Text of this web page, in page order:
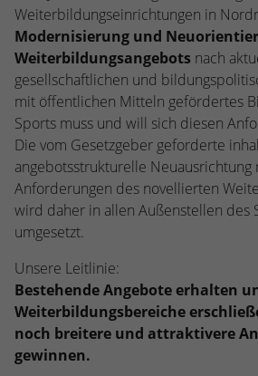
Weiterbildungseinrichtungen in
Modernisierung und
Weiterbildungsangebots nach
gesellschaftlichen und
mit öffentlichen Mitteln gefördertes
Sports muss und will sich diesen
Die vom Gesetzgeber geforderte
angebotsstrukturelle Neuausrichtung
Anforderungen des novellierten
wird daher in allen Außenstellen des
umgesetzt.
Unsere Leitlinie:
Bestehende Angebote erhalten
Weiterbildungsbereiche
noch breitere und attraktivere
gewinnen.
Einstellungen.
Name SBW_user
Anbieter TYPO3
Laufzeit Sitzungsende
Zweck
Dieses Cookie ist ein
Cookie von TYPO3. Es
Zugang zu geschützten
Name _ga
Anbieter Google Analytics
Laufzeit 2 Jahre
Zweck
Dieses Cookie wird von
installiert. Das Cookie
Besucher-, Sitzungs-
zu berechnen und die
Website für den
weisen eine randoly
zu, um eindeutige
identifizieren.
Cookie-Informationen